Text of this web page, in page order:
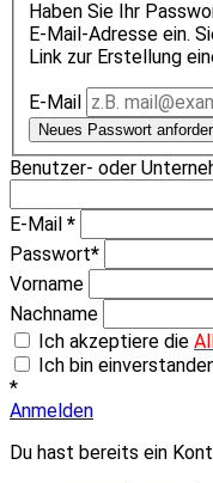
Haben Sie Ihr
E-Mail-Adresse ein.
Link zur Erstellung
E-Mail
Neues Passwort
Benutzer- oder
E-Mail *
Passwort*
Vorname
Nachname
Ich akzeptiere die
Ich bin
*
Anmelden
Du hast bereits ein